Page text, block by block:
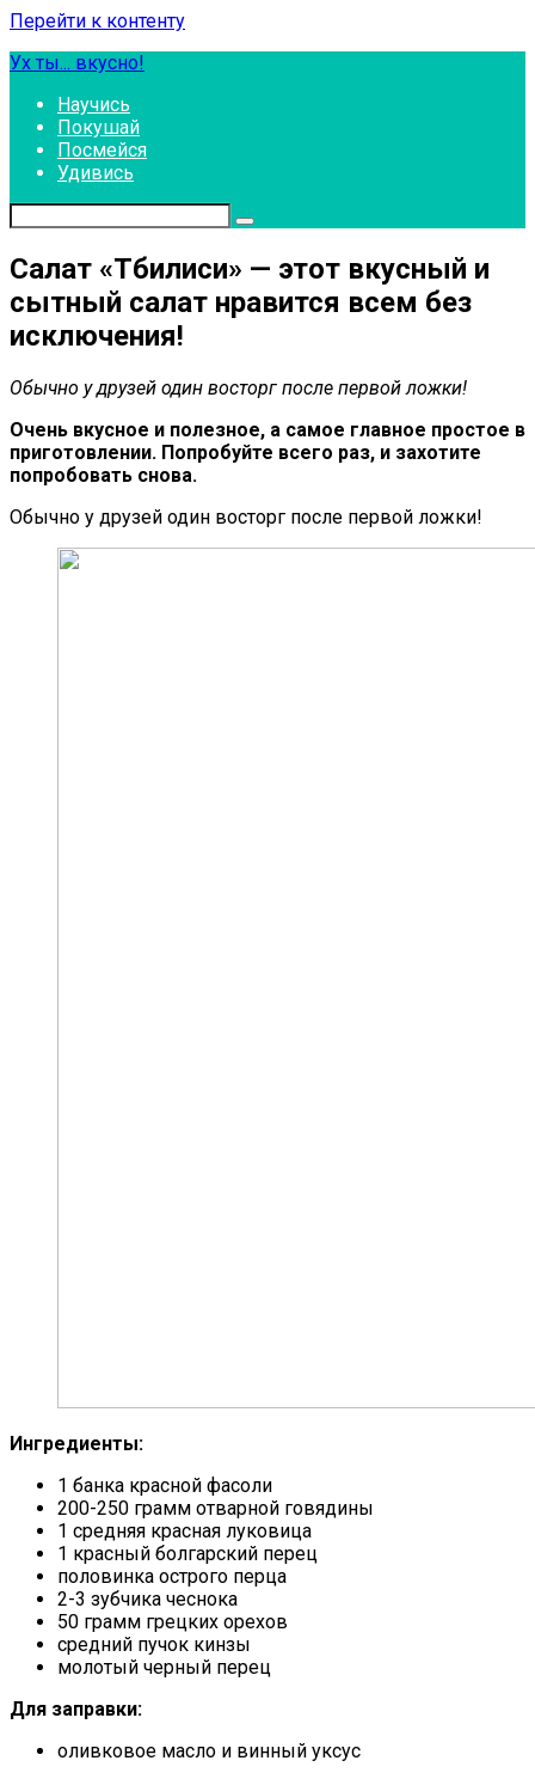
Перейти к контенту
Ух ты... вкусно!
Научись
Покушай
Посмейся
Удивись
Салат «Тбилиси» — этот вкусный и
сытный салат нравится всем без
исключения!
Обычно у друзей один восторг после первой ложки!
Очень вкусное и полезное, а самое главное простое в
приготовлении. Попробуйте всего раз, и захотите
попробовать снова.
Обычно у друзей один восторг после первой ложки!
Ингредиенты:
1 банка красной фасоли
200-250 грамм отварной говядины
1 средняя красная луковица
1 красный болгарский перец
половинка острого перца
2-3 зубчика чеснока
50 грамм грецких орехов
средний пучок кинзы
молотый черный перец
Для заправки:
оливковое масло и винный уксус